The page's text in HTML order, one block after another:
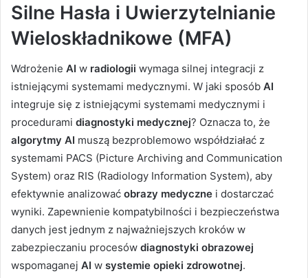
Silne Hasła i Uwierzytelnianie
Wieloskładnikowe (MFA)
Wdrożenie AI w radiologii wymaga silnej integracji z
istniejącymi systemami medycznymi. W jaki sposób AI
integruje się z istniejącymi systemami medycznymi i
procedurami diagnostyki medycznej? Oznacza to, że
algorytmy AI muszą bezproblemowo współdziałać z
systemami PACS (Picture Archiving and Communication
System) oraz RIS (Radiology Information System), aby
efektywnie analizować obrazy medyczne i dostarczać
wyniki. Zapewnienie kompatybilności i bezpieczeństwa
danych jest jednym z najważniejszych kroków w
zabezpieczaniu procesów diagnostyki obrazowej
wspomaganej AI w systemie opieki zdrowotnej.